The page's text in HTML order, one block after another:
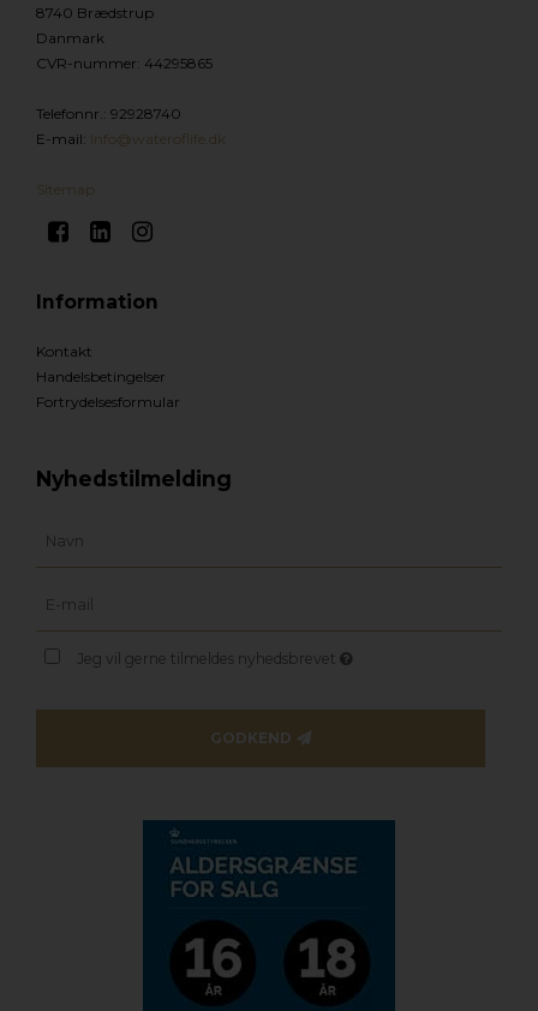
8740 Brædstrup
Danmark
CVR-nummer: 44295865
Telefonnr.: 92928740
E-mail: Info@wateroflife.dk
Sitemap
Information
Kontakt
Handelsbetingelser
Fortrydelsesformular
Nyhedstilmelding
Jeg vil gerne tilmeldes nyhedsbrevet
GODKEND